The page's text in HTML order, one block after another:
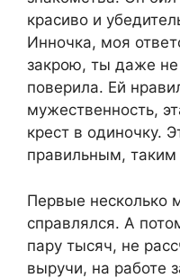
красиво и
Инночка, моя
закрою, ты даже
поверила. Ей
мужественность,
крест в одиночку.
правильным,
Первые несколько
справлялся. А
пару тысяч, не
выручи, на работе